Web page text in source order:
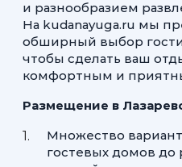
и разнообразием
На kudanayuga.ru мы
обширный выбор
чтобы сделать ваш
комфортным и
Размещение в
Множество
гостевых домов до